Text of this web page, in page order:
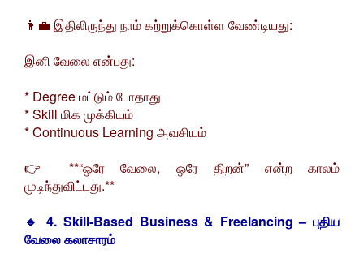
👨‍💼 இதிலிருந்து நாம் கற்றுக்கொள்ள வேண்டியது:
இனி வேலை என்பது:
* Degree மட்டும் போதாது
* Skill மிக முக்கியம்
* Continuous Learning அவசியம்
👉 **“ஒரே வேலை, ஒரே திறன்” என்ற காலம்
முடிந்துவிட்டது.**
🔹 4. Skill-Based Business & Freelancing – புதிய
வேலை கலாசாரம்